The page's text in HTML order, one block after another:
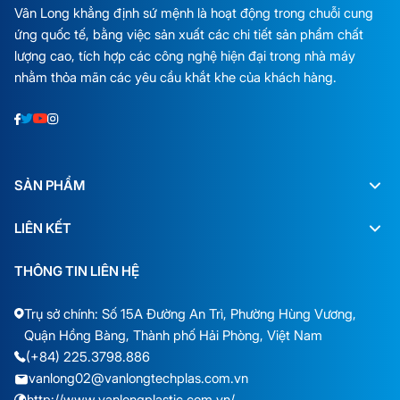
Vân Long khẳng định sứ mệnh là hoạt động trong chuỗi cung
ứng quốc tế, bằng việc sản xuất các chi tiết sản phẩm chất
lượng cao, tích hợp các công nghệ hiện đại trong nhà máy
nhằm thỏa mãn các yêu cầu khắt khe của khách hàng.
SẢN PHẨM
LIÊN KẾT
THÔNG TIN LIÊN HỆ
Trụ sở chính: Số 15A Đường An Trì, Phường Hùng Vương,
Quận Hồng Bàng, Thành phố Hải Phòng, Việt Nam
(+84) 225.3798.886
vanlong02@vanlongtechplas.com.vn